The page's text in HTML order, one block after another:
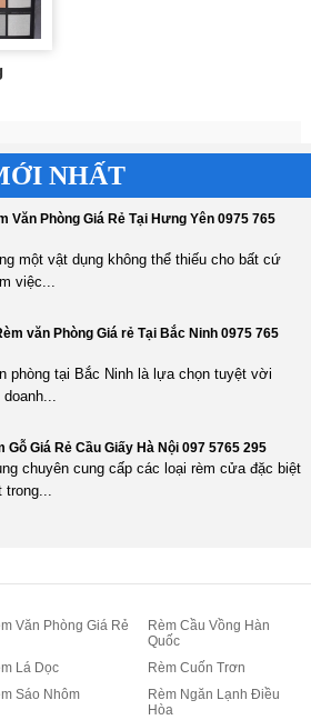
NHẤT
Văn Phòng Giá Rẻ Tại Hưng Yên 0975 765
một vật dụng không thể thiếu cho bất cứ
việc...
văn Phòng Giá rẻ Tại Bắc Ninh 0975 765
phòng tại Bắc Ninh là lựa chọn tuyệt vời
Gỗ Giá Rẻ Cầu Giấy Hà Nội 097 5765 295
chuyên cung cấp các loại rèm cửa đặc biệt
trong...
Văn Phòng Giá Rẻ
Rèm Cầu Vồng Hàn
Quốc
Lá Dọc
Rèm Cuốn Trơn
Sáo Nhôm
Rèm Ngăn Lạnh Điều
Hòa